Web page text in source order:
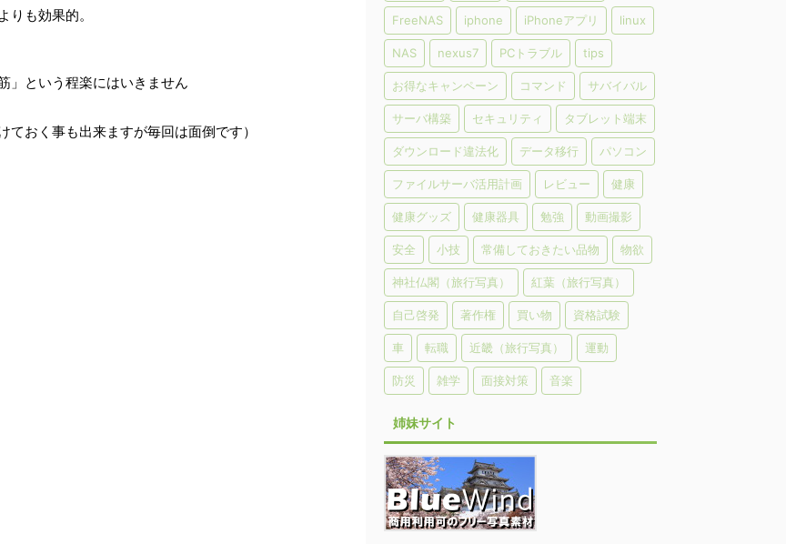
りも効果的。
」という程楽にはいきません
おく事も出来ますが毎回は面倒です）
FreeNAS iphone iPhoneアプリ linux
NAS nexus7 PCトラブル tips
お得なキャンペーン コマンド サバイバル
サーバ構築 セキュリティ タブレット端末
ダウンロード違法化 データ移行 パソコン
ファイルサーバ活用計画 レビュー 健康
健康グッズ 健康器具 勉強 動画撮影
安全 小技 常備しておきたい品物 物欲
神社仏閣（旅行写真） 紅葉（旅行写真）
自己啓発 著作権 買い物 資格試験
車 転職 近畿（旅行写真） 運動
防災 雑学 面接対策 音楽
姉妹サイト